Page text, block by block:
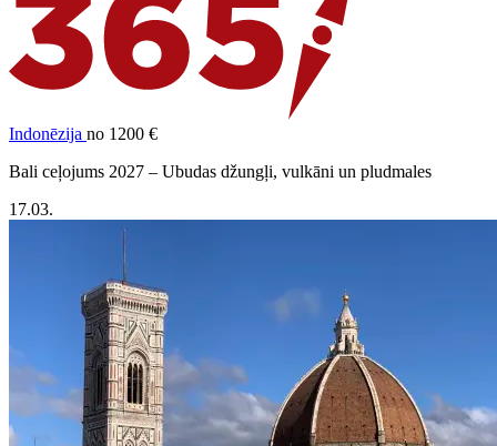
Indonēzija no 1200 €
Bali ceļojums 2027 – Ubudas džungļi, vulkāni un pludmales
17.03.